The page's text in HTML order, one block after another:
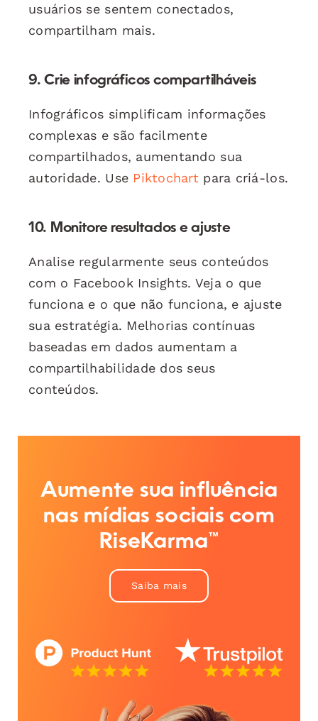
usuários se sentem conectados,
compartilham mais.
9. Crie infográficos compartilháveis
Infográficos simplificam informações
complexas e são facilmente
compartilhados, aumentando sua
autoridade. Use Piktochart para criá-los.
10. Monitore resultados e ajuste
Analise regularmente seus conteúdos
com o Facebook Insights. Veja o que
funciona e o que não funciona, e ajuste
sua estratégia. Melhorias contínuas
baseadas em dados aumentam a
compartilhabilidade dos seus
conteúdos.
Aumente sua influência
nas mídias sociais com
RiseKarma™
Saiba mais